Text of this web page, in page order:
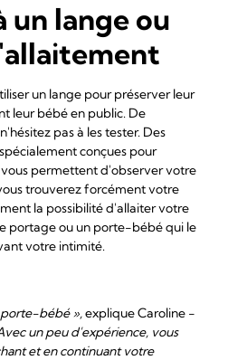
un lange ou
un lange pour préserver leur
leur bébé en public. De
pas à les tester. Des
conçues pour
permettent d'observer votre
trouverez forcément votre
la possibilité d'allaiter votre
portage ou un porte-bébé qui le
votre intimité.
porte-bébé »,explique Caroline -
un peu d'expérience, vous
et en continuant votre